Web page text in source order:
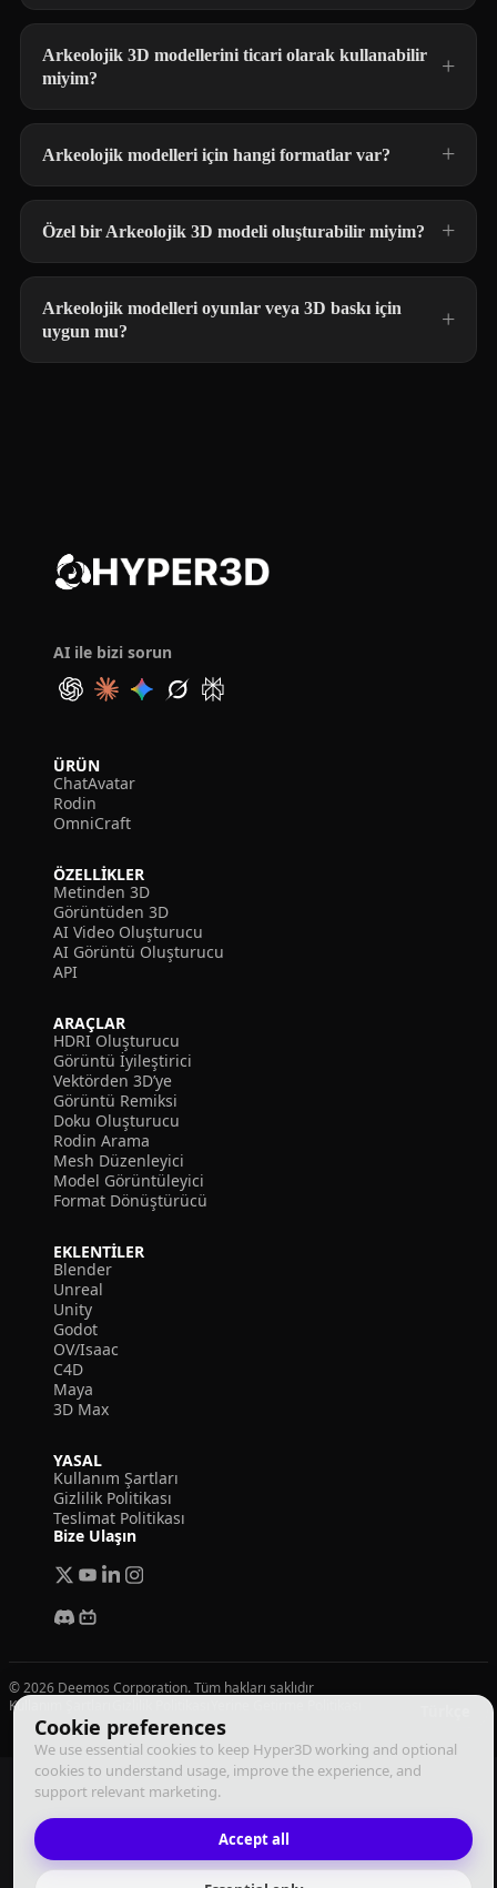
Cookie preferences
We use essential cookies to keep Hyper3D working and optional
cookies to understand usage, improve the experience, and
support relevant marketing.
Accept all
Arkeolojik 3D modellerini ticari olarak kullanabilir
miyim?
Arkeolojik modelleri için hangi formatlar var?
Özel bir Arkeolojik 3D modeli oluşturabilir miyim?
Arkeolojik modelleri oyunlar veya 3D baskı için
uygun mu?
AI ile bizi sorun
ÜRÜN
ChatAvatar
Rodin
OmniCraft
ÖZELLIKLER
Metinden 3D
Görüntüden 3D
AI Video Oluşturucu
AI Görüntü Oluşturucu
API
ARAÇLAR
HDRI Oluşturucu
Görüntü İyileştirici
Vektörden 3D’ye
Görüntü Remiksi
Doku Oluşturucu
Rodin Arama
Mesh Düzenleyici
Model Görüntüleyici
Format Dönüştürücü
EKLENTILER
Blender
Unreal
Unity
Godot
OV/Isaac
C4D
Maya
3D Max
YASAL
Kullanım Şartları
Gizlilik Politikası
Teslimat Politikası
Bize Ulaşın
© 2026 Deemos Corporation. Tüm hakları saklıdır
Kullanım Şartları